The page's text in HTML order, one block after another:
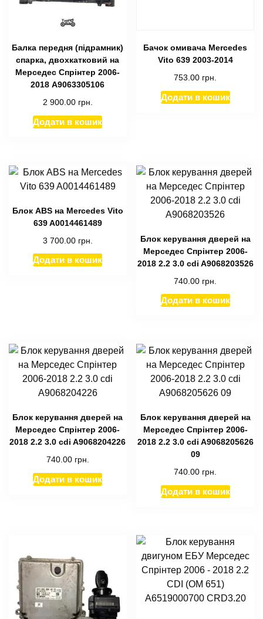
Балка передня (підрамник)
спарка, двохкатковий на
Мерседес Спрінтер 2006-
2018 А9063305106
2 900.00 грн.
Додати в кошик
Бачок омивача Mercedes
Vito 639 2003-2014
753.00 грн.
Додати в кошик
Блок ABS на Mercedes Vito
639 A0014461489
3 700.00 грн.
Додати в кошик
Блок керування дверей на
Мерседес Спрінтер 2006-
2018 2.2 3.0 cdi A9068203526
740.00 грн.
Додати в кошик
Блок керування дверей на
Мерседес Спрінтер 2006-
2018 2.2 3.0 cdi A9068204226
740.00 грн.
Додати в кошик
Блок керування дверей на
Мерседес Спрінтер 2006-
2018 2.2 3.0 cdi A9068205626
09
740.00 грн.
Додати в кошик